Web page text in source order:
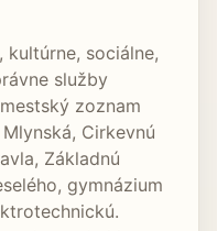
sociálne,
služby
zoznam
Cirkevnú
Základnú
gymnázium